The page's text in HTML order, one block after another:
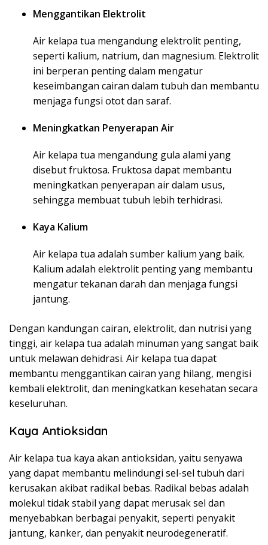
Menggantikan Elektrolit
Air kelapa tua mengandung elektrolit penting,
seperti kalium, natrium, dan magnesium. Elektrolit
ini berperan penting dalam mengatur
keseimbangan cairan dalam tubuh dan membantu
menjaga fungsi otot dan saraf.
Meningkatkan Penyerapan Air
Air kelapa tua mengandung gula alami yang
disebut fruktosa. Fruktosa dapat membantu
meningkatkan penyerapan air dalam usus,
sehingga membuat tubuh lebih terhidrasi.
Kaya Kalium
Air kelapa tua adalah sumber kalium yang baik.
Kalium adalah elektrolit penting yang membantu
mengatur tekanan darah dan menjaga fungsi
jantung.
Dengan kandungan cairan, elektrolit, dan nutrisi yang
tinggi, air kelapa tua adalah minuman yang sangat baik
untuk melawan dehidrasi. Air kelapa tua dapat
membantu menggantikan cairan yang hilang, mengisi
kembali elektrolit, dan meningkatkan kesehatan secara
keseluruhan.
Kaya Antioksidan
Air kelapa tua kaya akan antioksidan, yaitu senyawa
yang dapat membantu melindungi sel-sel tubuh dari
kerusakan akibat radikal bebas. Radikal bebas adalah
molekul tidak stabil yang dapat merusak sel dan
menyebabkan berbagai penyakit, seperti penyakit
jantung, kanker, dan penyakit neurodegeneratif.